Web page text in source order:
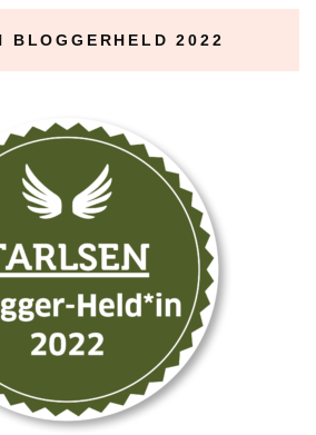
BLOGGERHELD 2022